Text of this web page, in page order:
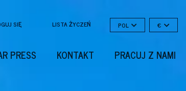
SIĘ LISTA ŻYCZEŃ POL €
PRESS KONTAKT PRACUJ Z NAMI